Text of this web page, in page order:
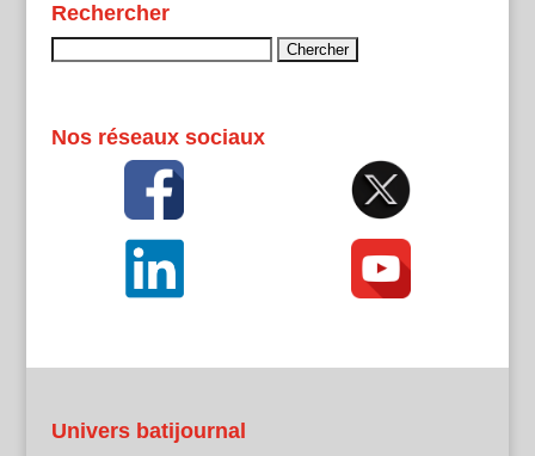
Rechercher
Nos réseaux sociaux
Univers batijournal